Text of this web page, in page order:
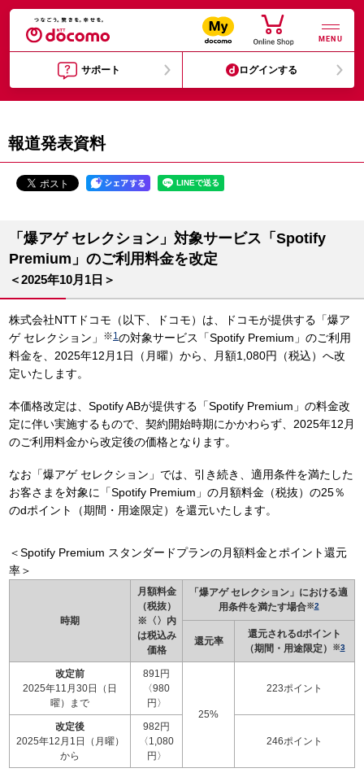
MENU
サポート ログインする
報道発表資料
「爆アゲ セレクション」対象サービス「Spotify
Premium」のご利用料金を改定
＜2025年10月1日＞
株式会社NTTドコモ（以下、ドコモ）は、ドコモが提供する「爆ア
ゲ セレクション」
※1の対象サービス「Spotify Premium」のご利用
料金を、2025年12月1日（月曜）から、月額1,080円（税込）へ改
定いたします。
本価格改定は、Spotify ABが提供する「Spotify Premium」の料金改
定に伴い実施するもので、契約開始時期にかかわらず、2025年12月
のご利用料金から改定後の価格となります。
なお「爆アゲ セレクション」では、引き続き、適用条件を満たした
お客さまを対象に「Spotify Premium」の月額料金（税抜）の25％
のdポイント（期間・用途限定）を還元いたします。
＜Spotify Premium スタンダードプランの月額料金とポイント還元
率＞
時期
月額料金
（税抜）
※〈〉内
は税込み
価格
「爆アゲ セレクション」における適
用条件を満たす場合※2
還元率
還元されるdポイント
（期間・用途限定）
※3
改定前
2025年11月30日（日
曜）まで
891円
〈980
円〉
25%
223ポイント
改定後
2025年12月1日（月曜）
から
982円
〈1,080
円〉
246ポイント